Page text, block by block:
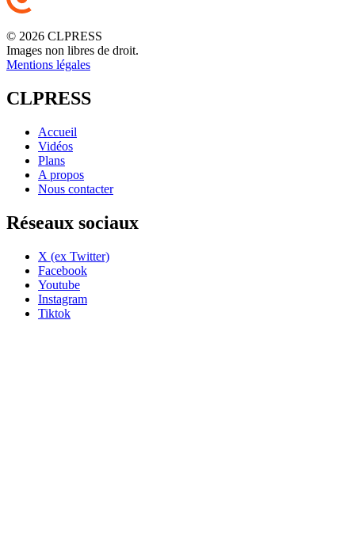
© 2026 CLPRESS
Images non libres de droit.
Mentions légales
CLPRESS
Accueil
Vidéos
Plans
A propos
Nous contacter
Réseaux sociaux
X (ex Twitter)
Facebook
Youtube
Instagram
Tiktok